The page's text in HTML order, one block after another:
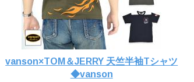
vanson×TOM＆JERRY 天竺半袖Tシャツ
◆vanson